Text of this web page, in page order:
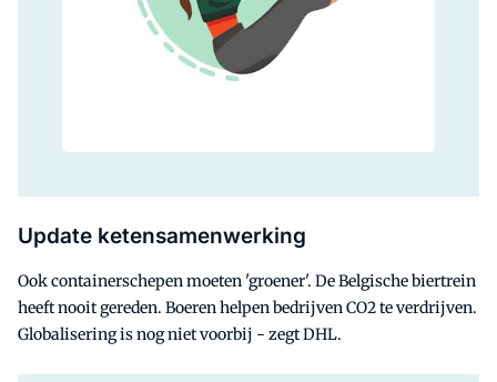
Update ketensamenwerking
Ook containerschepen moeten 'groener'. De Belgische biertrein
heeft nooit gereden. Boeren helpen bedrijven CO2 te verdrijven.
Globalisering is nog niet voorbij - zegt DHL.